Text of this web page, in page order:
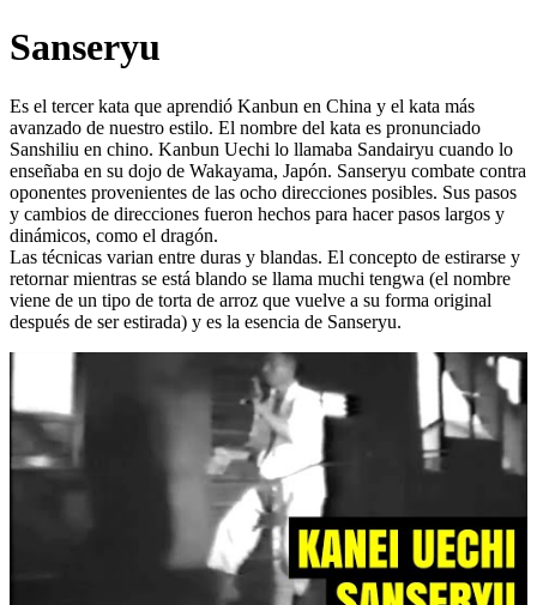
Sanseryu
Es el tercer kata que aprendió Kanbun en China y el kata más
avanzado de nuestro estilo. El nombre del kata es pronunciado
Sanshiliu en chino. Kanbun Uechi lo llamaba Sandairyu cuando lo
enseñaba en su dojo de Wakayama, Japón. Sanseryu combate contra
oponentes provenientes de las ocho direcciones posibles. Sus pasos
y cambios de direcciones fueron hechos para hacer pasos largos y
dinámicos, como el dragón.
Las técnicas varian entre duras y blandas. El concepto de estirarse y
retornar mientras se está blando se llama muchi tengwa (el nombre
viene de un tipo de torta de arroz que vuelve a su forma original
después de ser estirada) y es la esencia de Sanseryu.